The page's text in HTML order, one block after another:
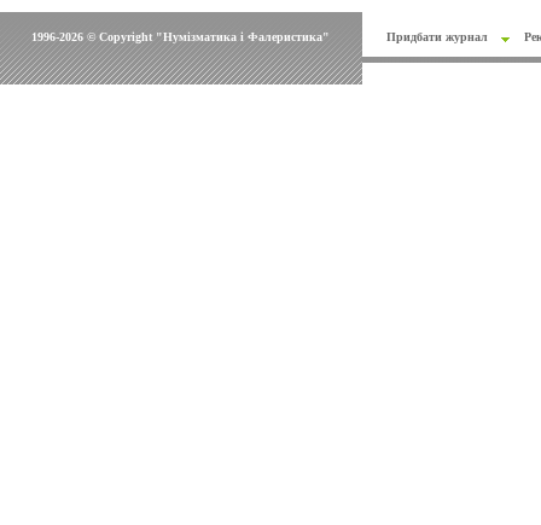
1996-2026 © Copyright "Нумізматика і Фалеристика" Придбати журнал